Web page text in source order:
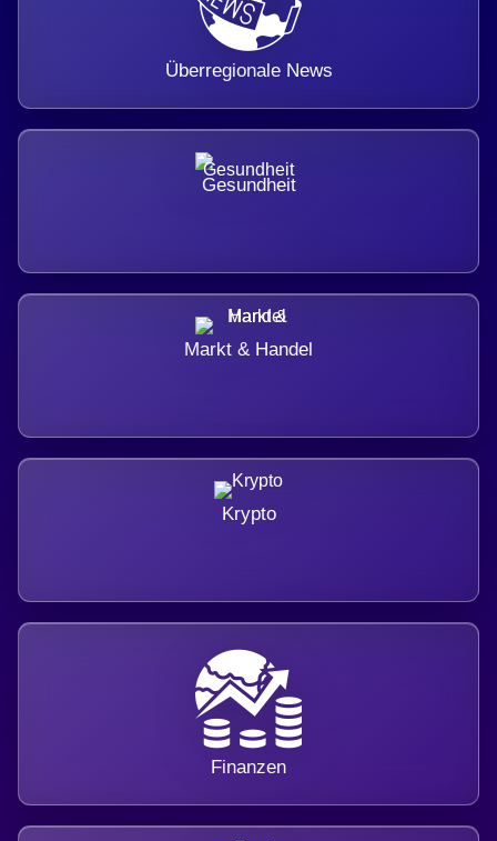
Überregionale News
Gesundheit
Markt & Handel
Krypto
Finanzen